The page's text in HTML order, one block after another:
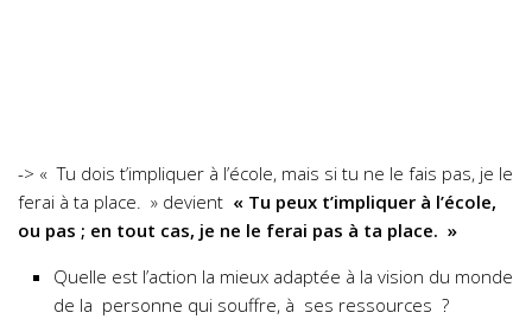
-> « Tu dois t’impliquer à l’école, mais si tu ne le fais pas, je le
ferai à ta place. » devient « Tu peux t’impliquer à l’école,
ou pas ; en tout cas, je ne le ferai pas à ta place. »
Quelle est l’action la mieux adaptée à la vision du monde
de la personne qui souffre, à ses ressources ?